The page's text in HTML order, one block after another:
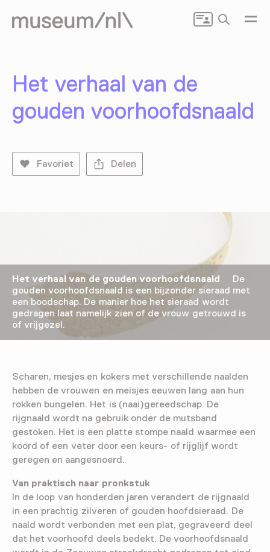
Zoeken
Het verhaal van de
gouden voorhoofdsnaald
Favoriet Delen
Het verhaal van de gouden voorhoofdsnaald De
gouden voorhoofdsnaald is een bijzonder sieraad met
een boodschap. De manier hoe het sieraad wordt
gedragen laat namelijk zien of de vrouw getrouwd is
of vrijgezel.
Scharen, mesjes en kokers met verschillende naalden
hebben de vrouwen en meisjes eeuwen lang aan hun
rokken bungelen. Het is (naai)gereedschap. De
rijgnaald wordt na gebruik onder de mutsband
gestoken. Het is een platte stompe naald waarmee een
koord of een veter door een keurs- of rijglijf wordt
geregen en aangesnoerd.
Van praktisch naar pronkstuk
In de loop van honderden jaren verandert de rijgnaald
in een prachtig zilveren of gouden hoofdsieraad. De
naald wordt verbonden met een plat, gegraveerd deel
dat het voorhoofd deels bedekt. De voorhoofdsnaald